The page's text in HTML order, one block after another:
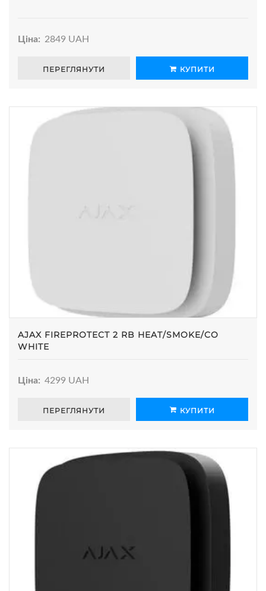
Ціна: 2849 UAH
ПЕРЕГЛЯНУТИ КУПИТИ
AJAX FIREPROTECT 2 RB HEAT/SMOKE/CO
WHITE
Ціна: 4299 UAH
ПЕРЕГЛЯНУТИ КУПИТИ